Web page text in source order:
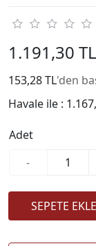
1.191,30 TL
153,28 TL'den
Havale ile :
Adet
-